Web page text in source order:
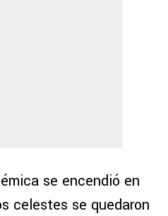
se encendió en
celestes se quedaron